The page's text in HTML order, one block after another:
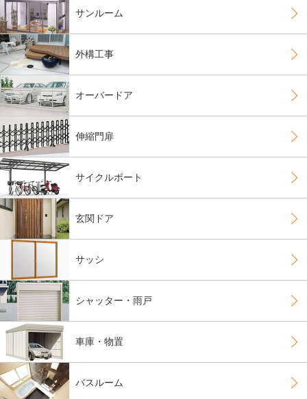
サンルーム
外構工事
オーバードア
伸縮門扉
サイクルポート
玄関ドア
サッシ
シャッター・雨戸
車庫・物置
バスルーム